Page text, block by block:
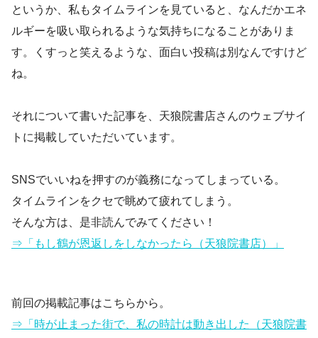
というか、私もタイムラインを見ていると、なんだかエネ
ルギーを吸い取られるような気持ちになることがありま
す。くすっと笑えるような、面白い投稿は別なんですけど
ね。
それについて書いた記事を、天狼院書店さんのウェブサイ
トに掲載していただいています。
SNSでいいねを押すのが義務になってしまっている。
タイムラインをクセで眺めて疲れてしまう。
そんな方は、是非読んでみてください！
⇒「もし鶴が恩返しをしなかったら（天狼院書店）」
前回の掲載記事はこちらから。
⇒「時が止まった街で、私の時計は動き出した（天狼院書